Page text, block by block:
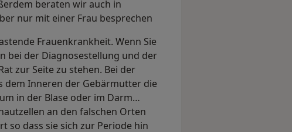
beraten wir auch in
nur mit einer Frau besprechen
Frauenkrankheit. Wenn Sie
bei der Diagnosestellung und der
zur Seite zu stehen. Bei der
dem Inneren der Gebärmutter die
in der Blase oder im Darm
an den falschen Orten
so dass sie sich zur Periode hin